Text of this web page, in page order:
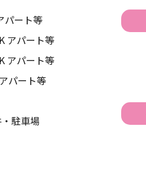
パート等
アパート等
アパート等
パート等
駐車場